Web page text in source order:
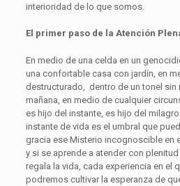
interioridad de lo que somos.
El primer paso de la Atención
En medio de una celda en un
una confortable casa con jardín, en
destructurado, dentro de un tonel sin
mañana, en medio de cualquier
es hijo del instante, es hijo del
instante de vida es el umbral que
gracia ese Misterio incognoscible en
y si se aprende a atender con
regala la vida, cada experiencia en el
podremos cultivar la esperanza de